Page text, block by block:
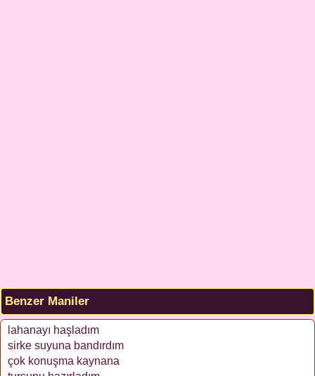
Benzer Maniler
lahanayı haşladım
sirke suyuna bandırdım
çok konuşma kaynana